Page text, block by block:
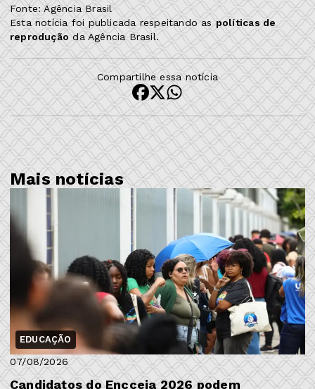
Fonte: Agência Brasil
Esta notícia foi publicada respeitando aspolíticas de
reproduçãoda Agência Brasil.
Compartilhe essa notícia
Mais notícias
EDUCAÇÃO
07/08/2026
Candidatos do Encceja 2026 podem